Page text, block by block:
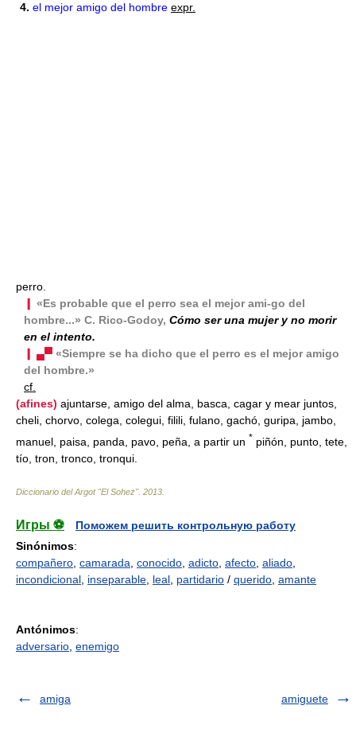
4. el mejor amigo del hombre expr.
perro.
«Es probable que el perro sea el mejor ami-go del
hombre...» C. Rico-Godoy, Cómo ser una mujer y no morir
en el intento.
❙ ▄▀ «Siempre se ha dicho que el perro es el mejor amigo
del hombre.»
cf.
(afines) ajuntarse, amigo del alma, basca, cagar y mear juntos,
cheli, chorvo, colega, colegui, filili, fulano, gachó, guripa, jambo,
manuel, paisa, panda, pavo, peña, a partir un * piñón, punto, tete,
tío, tron, tronco, tronqui.
Diccionario del Argot "El Sohez". 2013
Игры ⚽
Поможем решить контрольную работу
Sinónimos:
compañero camarada conocido adicto afecto aliado
incondicional inseparable leal partidario / querido amante
Antónimos:
adversario enemigo
amiga amiguete